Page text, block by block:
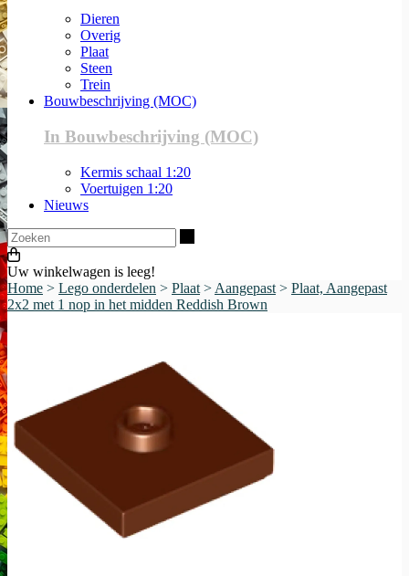
Dieren
Overig
Plaat
Steen
Trein
Bouwbeschrijving (MOC)
In Bouwbeschrijving (MOC)
Kermis schaal 1:20
Voertuigen 1:20
Nieuws
Uw winkelwagen is leeg!
Home > Lego onderdelen > Plaat > Aangepast > Plaat, Aangepast
2x2 met 1 nop in het midden Reddish Brown